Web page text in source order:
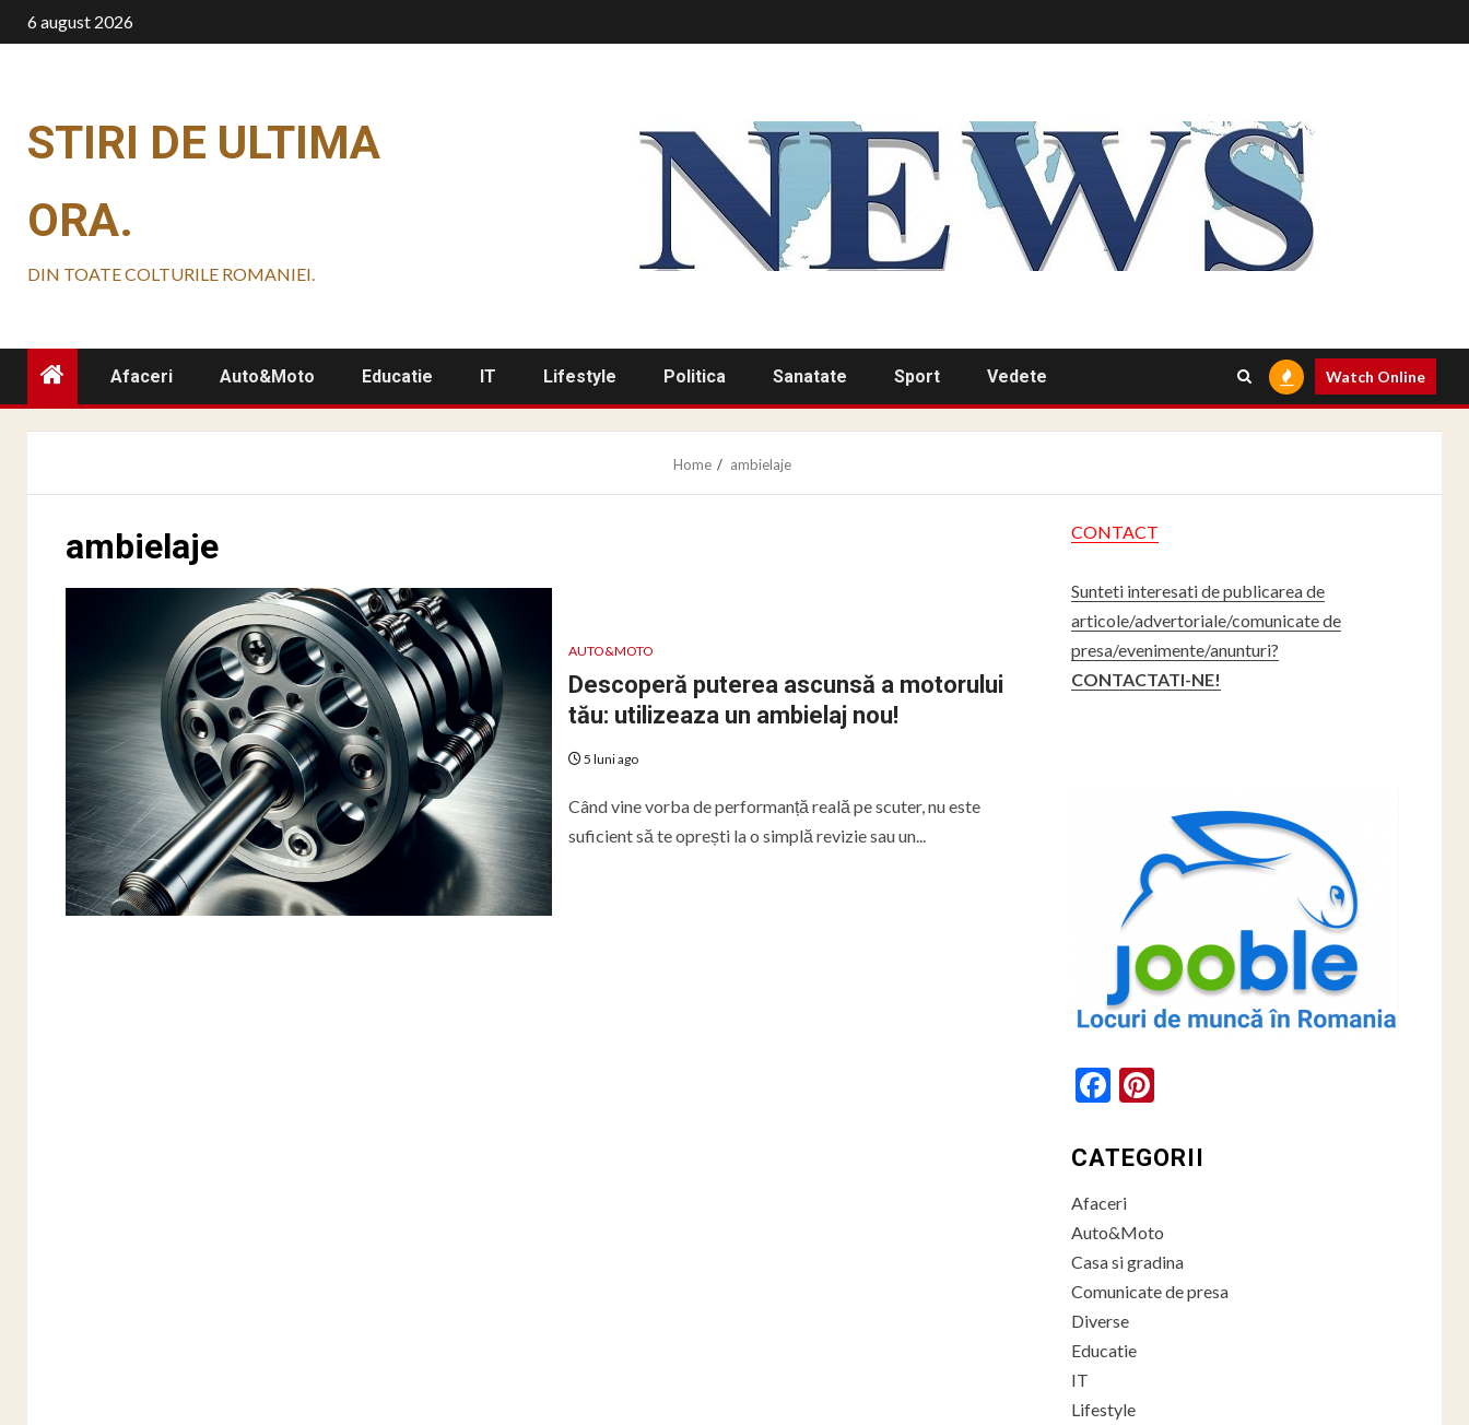
Skip
to
6 august 2026
STIRI DE ULTIMA
ORA.
DIN TOATE COLTURILE ROMANIEI.
Afaceri Auto&Moto Educatie IT Lifestyle Politica Sanatate Sport Vedete Watch Online
Home ambielaje
ambielaje
AUTO&MOTO
Descoperă puterea ascunsă a motorului
tău: utilizeaza un ambielaj nou!
5 luni ago
Când vine vorba de performanță reală pe scuter, nu este
suficient să te oprești la o simplă revizie sau un...
CONTACT
Sunteti interesati de publicarea de
articole/advertoriale/comunicate de
presa/evenimente/anunturi?
CONTACTATI-NE!
Facebook
Pinterest
CATEGORII
Afaceri
Auto&Moto
Casa si gradina
Comunicate de presa
Diverse
Educatie
IT
Lifestyle